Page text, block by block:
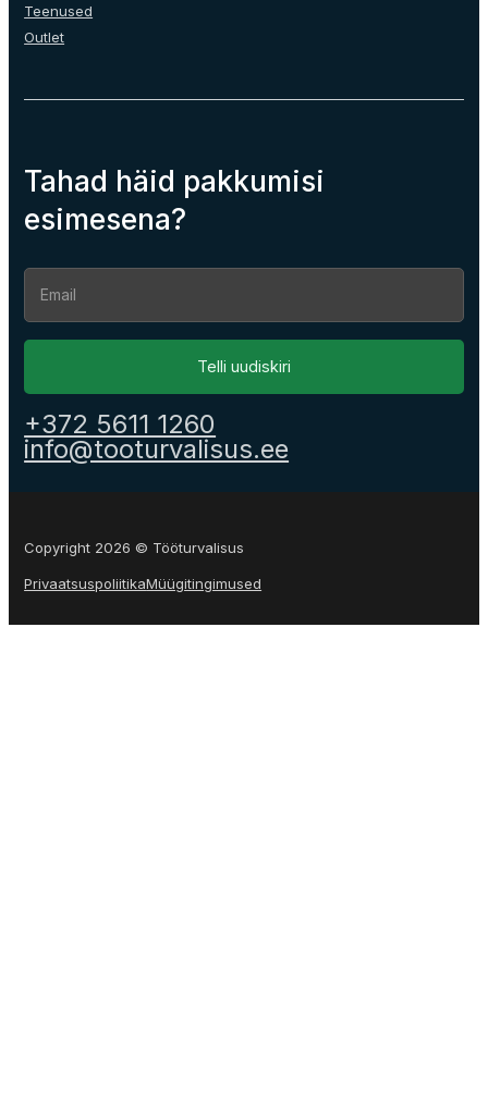
Teenused
Outlet
Tahad häid pakkumisi
esimesena?
Section
Telli uudiskiri
+372 5611 1260
info@tooturvalisus.ee
Copyright 2026 © Tööturvalisus
PrivaatsuspoliitikaMüügitingimused